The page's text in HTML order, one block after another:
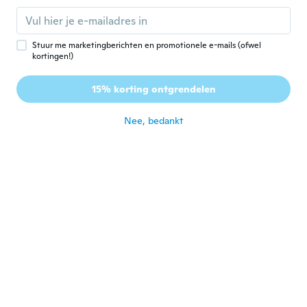
2020
I love these. Perfect fit.
Sabine
Lid geworden van 2018 · 98 beoordelingen
Stuur me marketingberichten en promotionele e-mails (ofwel
kortingen!)
15% korting ontgrendelen
Nee, bedankt